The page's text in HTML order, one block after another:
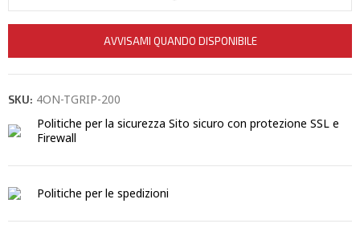
AVVISAMI QUANDO DISPONIBILE
SKU: 4ON-TGRIP-200
Politiche per la sicurezza Sito sicuro con protezione SSL e
Firewall
Politiche per le spedizioni